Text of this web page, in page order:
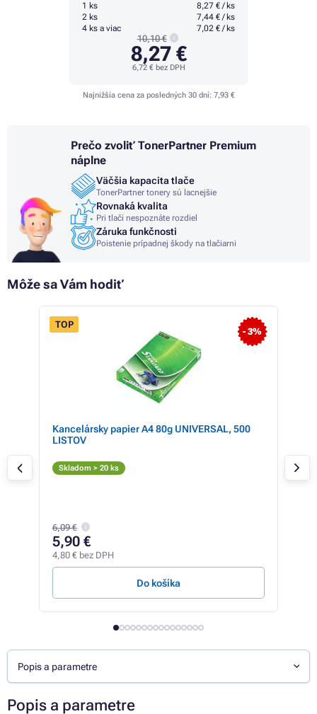
1 ks
8,27 € / ks
2 ks
7,44 € / ks
4 ks a viac
7,02 € / ks
10,10 €
8,27 €
6,72 €bez DPH
Najnižšia cena za posledných 30 dní: 7,93 €
Prečo zvoliť TonerPartner Premium
náplne
Väčšia kapacita tlače
TonerPartner tonery sú lacnejšie
Rovnaká kvalita
Pri tlači nespoznáte rozdiel
Záruka funkčnosti
Poistenie prípadnej škody na tlačiarni
Môže sa Vám hodiť
- 3%
TOP
Kancelársky papier A4 80g UNIVERSAL, 500
LISTOV
Skladom > 20 ks
6,09 €
5,90 €
4,80 € bez DPH
Do košíka
Popis a parametre
Popis a parametre